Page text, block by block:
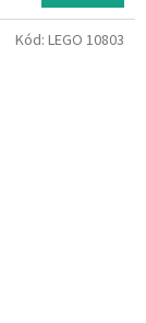
Kód: LEGO 10803